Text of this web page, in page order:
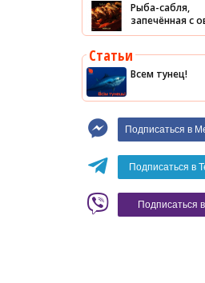
Сладости
Рис
Оливки
Мясные изделия
Вино
Белое вино
Красное вино
Кофе
Blaser
Рыба-сабля,
запечённая с
Статьи
Всем тунец!
Подписаться в
Подписаться в
Подписаться